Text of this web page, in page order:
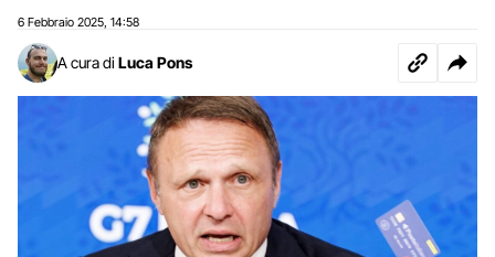
6 Febbraio 2025 14:58
A cura di Luca Pons